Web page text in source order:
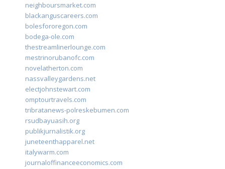
neighboursmarket.com
blackanguscareers.com
bolesfororegon.com
bodega-ole.com
thestreamlinerlounge.com
mestrinorubanofc.com
novelatherton.com
nassvalleygardens.net
electjohnstewart.com
omptourtravels.com
tribratanews-polreskebumen.com
rsudbayuasih.org
publikjurnalistik.org
juneteenthapparel.net
italywarm.com
journaloffinanceeconomics.com